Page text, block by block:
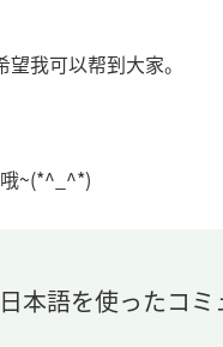
我可以帮到大家。
~(*^_^*)
本語を使ったコ